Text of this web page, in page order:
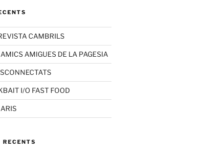
CAMBRILS
AMIGUES DE LA PAGESIA
I/O FAST FOOD